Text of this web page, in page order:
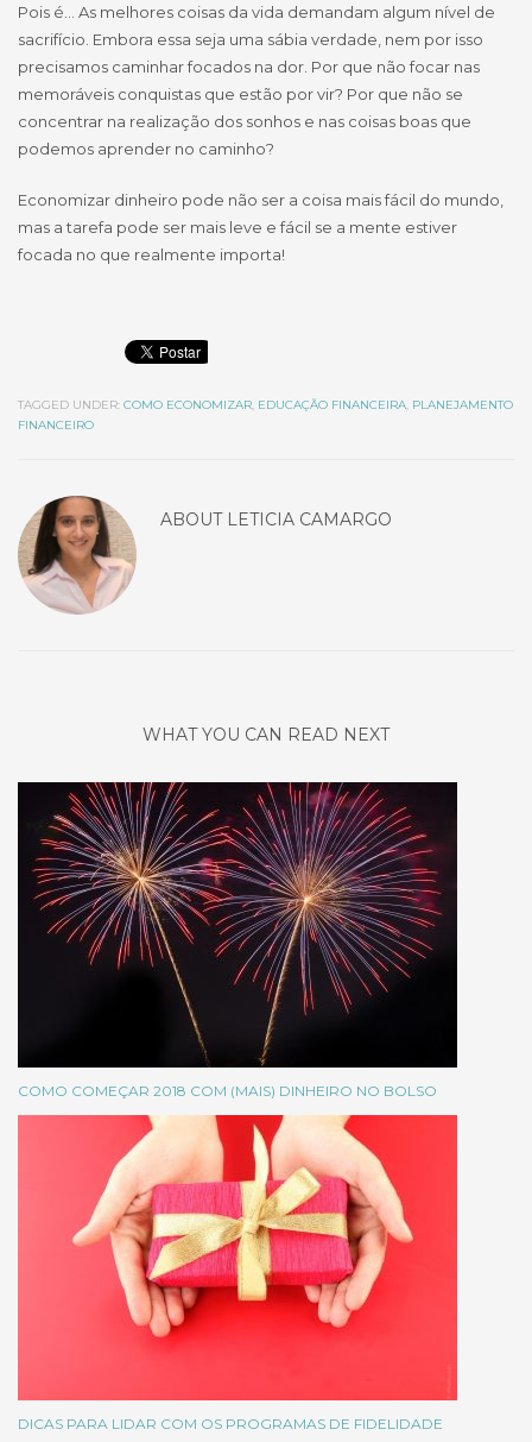
Pois é… As melhores coisas da vida demandam algum nível de
sacrifício. Embora essa seja uma sábia verdade, nem por isso
precisamos caminhar focados na dor. Por que não focar nas
memoráveis conquistas que estão por vir? Por que não se
concentrar na realização dos sonhos e nas coisas boas que
podemos aprender no caminho?
Economizar dinheiro pode não ser a coisa mais fácil do mundo,
mas a tarefa pode ser mais leve e fácil se a mente estiver
focada no que realmente importa!
TAGGED UNDER: COMO ECONOMIZAR, EDUCAÇÃO FINANCEIRA, PLANEJAMENTO
FINANCEIRO
ABOUT LETICIA CAMARGO
WHAT YOU CAN READ NEXT
COMO COMEÇAR 2018 COM (MAIS) DINHEIRO NO BOLSO
DICAS PARA LIDAR COM OS PROGRAMAS DE FIDELIDADE